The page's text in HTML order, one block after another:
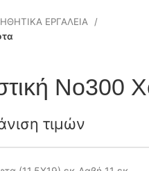
ΕΡΓΑΛΕΙΑ
Νο300
τιμών